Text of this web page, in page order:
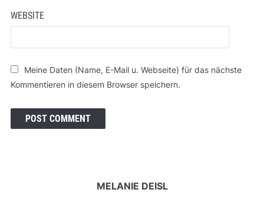
WEBSITE
Meine Daten (Name, E-Mail u. Webseite) für das nächste
Kommentieren in diesem Browser speichern.
MELANIE DEISL